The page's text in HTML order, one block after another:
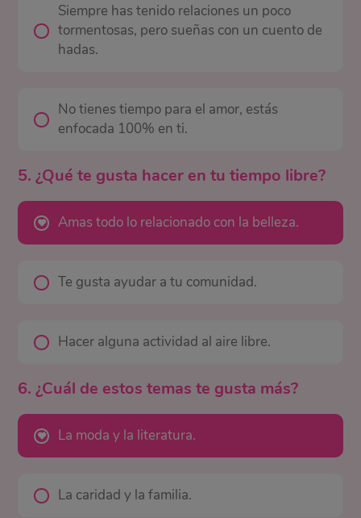
Siempre has tenido relaciones un poco
tormentosas, pero sueñas con un cuento de
hadas.
No tienes tiempo para el amor, estás
enfocada 100% en ti.
5. ¿Qué te gusta hacer en tu tiempo libre?
Amas todo lo relacionado con la belleza.
Te gusta ayudar a tu comunidad.
Hacer alguna actividad al aire libre.
6. ¿Cuál de estos temas te gusta más?
La moda y la literatura.
La caridad y la familia.